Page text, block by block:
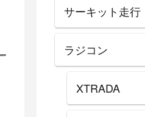
サーキット走行
ラジコン
XTRADA